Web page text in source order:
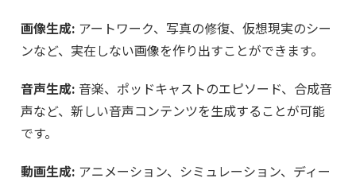
画像生成: アートワーク、写真の修復、仮想現実のシー
ンなど、実在しない画像を作り出すことができます。
音声生成: 音楽、ポッドキャストのエピソード、合成音
声など、新しい音声コンテンツを生成することが可能
です。
動画生成: アニメーション、シミュレーション、ディー